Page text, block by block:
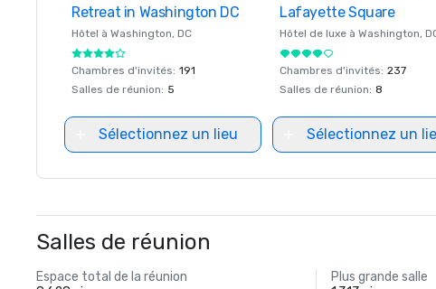
Retreat in Washington DC
Hôtel à Washington, DC
Chambres d'invités: 191
Salles de réunion: 5
Sélectionnez un lieu
Lafayette Square
Hôtel de luxe à Washington,
Chambres d'invités: 237
Salles de réunion: 8
Sélectionnez un
Salles de réunion
Espace total de la réunion
Plus grande salle